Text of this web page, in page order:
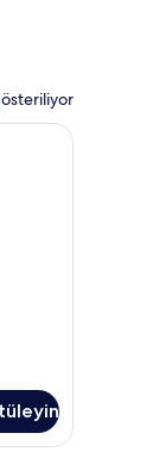
et Ağu 14 -
yatak takımı,